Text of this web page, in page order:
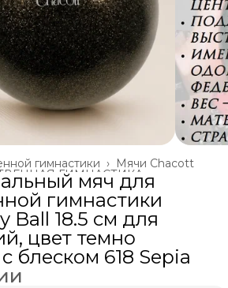
Мячи Chacott
гимнастики ›
ГИМНАСТИКА ›
мяч для
гимнастики
Ball 18.5 см для
цвет темно
блеском 618 Sepia